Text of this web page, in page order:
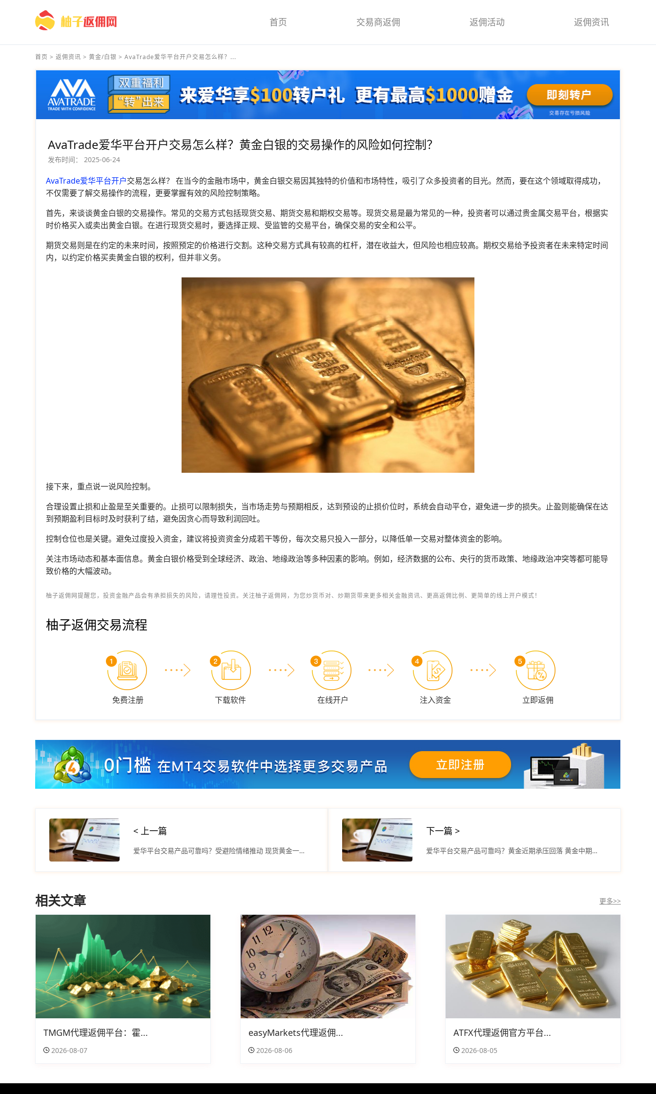
首页 交易商返佣 返佣活动 返佣资讯
首页 > 返佣资讯 > 黄金/白银 > AvaTrade爱华平台开户交易怎么样？...
AvaTrade爱华平台开户交易怎么样？黄金白银的交易操作的风险如何控制？
发布时间： 2025-06-24
AvaTrade爱华平台开户交易怎么样？ 在当今的金融市场中，黄金白银交易因其独特的价值和市场特性，吸引了众多投资者的目光。然而，要在这个领域取得成功，
不仅需要了解交易操作的流程，更要掌握有效的风险控制策略。
首先，来谈谈黄金白银的交易操作。常见的交易方式包括现货交易、期货交易和期权交易等。现货交易是最为常见的一种，投资者可以通过贵金属交易平台，根据实
时价格买入或卖出黄金白银。在进行现货交易时，要选择正规、受监管的交易平台，确保交易的安全和公平。
期货交易则是在约定的未来时间，按照预定的价格进行交割。这种交易方式具有较高的杠杆，潜在收益大，但风险也相应较高。期权交易给予投资者在未来特定时间
内，以约定价格买卖黄金白银的权利，但并非义务。
接下来，重点说一说风险控制。
合理设置止损和止盈是至关重要的。止损可以限制损失，当市场走势与预期相反，达到预设的止损价位时，系统会自动平仓，避免进一步的损失。止盈则能确保在达
到预期盈利目标时及时获利了结，避免因贪心而导致利润回吐。
控制仓位也是关键。避免过度投入资金，建议将投资资金分成若干等份，每次交易只投入一部分，以降低单一交易对整体资金的影响。
关注市场动态和基本面信息。黄金白银价格受到全球经济、政治、地缘政治等多种因素的影响。例如，经济数据的公布、央行的货币政策、地缘政治冲突等都可能导
致价格的大幅波动。
柚子返佣网提醒您，投资金融产品会有承担损失的风险，请理性投资。关注柚子返佣网，为您炒货币对、炒期货带来更多相关金融资讯、更高返佣比例、更简单的线上开户模式！
柚子返佣交易流程
免费注册 下载软件 在线开户 注入资金 立即返佣
< 上一篇
爱华平台交易产品可靠吗？受避险情绪推动 现货黄金一度跳涨近30美元
下一篇 >
爱华平台交易产品可靠吗？黄金近期承压回落 黄金中期算是弱势震荡
相关文章 更多>>
TMGM代理返佣平台：霍...
2026-08-07
easyMarkets代理返佣...
2026-08-06
ATFX代理返佣官方平台...
2026-08-05